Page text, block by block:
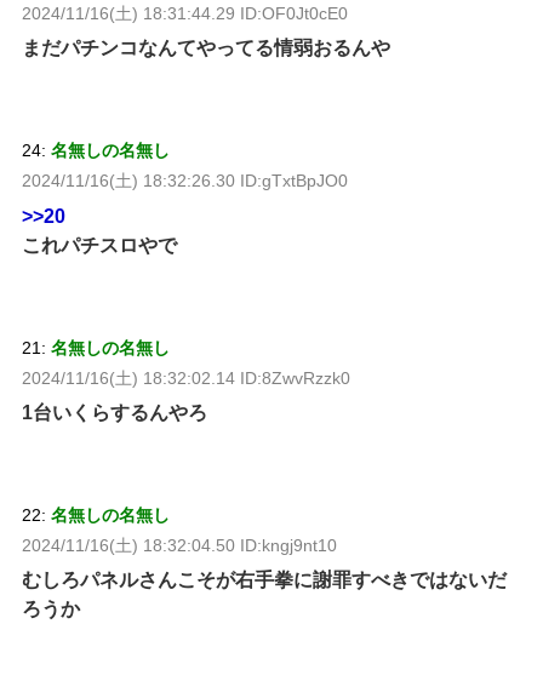
2024/11/16(土) 18:31:44.29 ID:OF0Jt0cE0
まだパチンコなんてやってる情弱おるんや
24: 名無しの名無し
2024/11/16(土) 18:32:26.30 ID:gTxtBpJO0
>>20
これパチスロやで
21: 名無しの名無し
2024/11/16(土) 18:32:02.14 ID:8ZwvRzzk0
1台いくらするんやろ
22: 名無しの名無し
2024/11/16(土) 18:32:04.50 ID:kngj9nt10
むしろパネルさんこそが右手拳に謝罪すべきではないだ
ろうか